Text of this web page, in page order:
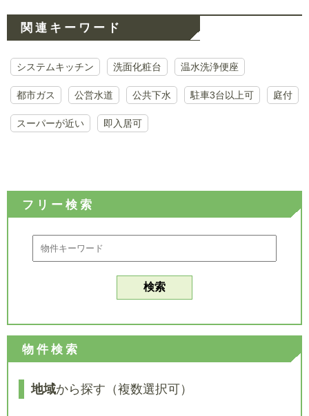
関連キーワード
システムキッチン 洗面化粧台 温水洗浄便座
都市ガス 公営水道 公共下水 駐車3台以上可 庭付
スーパーが近い 即入居可
フリー検索
物件検索
地域から探す（複数選択可）